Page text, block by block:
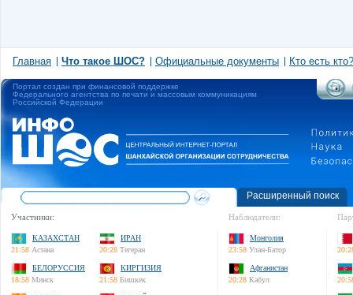
Главная Что такое ШОС? Официальные документы Кто есть кто?
Портал создан при финансовой поддержке
Федерального агентства по печати и массовым коммуникациям
Российской Федерации
Расширенный поиск
Участники:
КАЗАХСТАН
21:58 Астана
ИРАН
20:28 Тегеран
БЕЛОРУССИЯ
18:58 Минск
КИРГИЗИЯ
21:58 Бишкек
Наблюдатели:
Монголия
23:58 Улан-Батор
Афганистан
20:28 Кабул